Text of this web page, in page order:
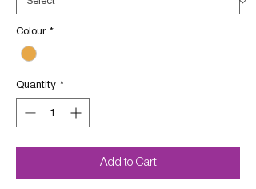
Colour *
Quantity *
Add to Cart